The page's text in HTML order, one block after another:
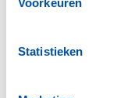
Statistieken
Hulp bij